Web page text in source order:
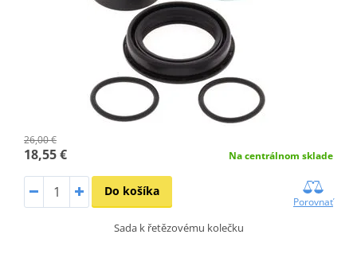
26,00 €
18,55 € Na centrálnom sklade
Do košíka
Porovnať
Sada k řetězovému kolečku